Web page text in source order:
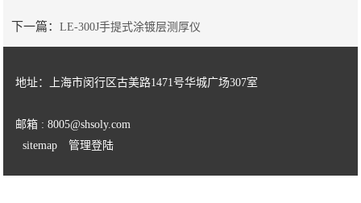
下一篇：LE-300J手提式涂镀层测厚仪
地址：上海市闵行区古美路1471号华城广场307室
邮箱 : 8005@shsoly.com
sitemap
管理登陆